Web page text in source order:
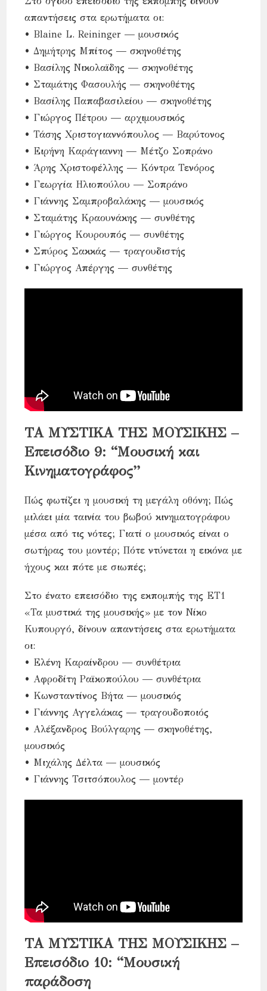
απαντήσεις στα ερωτήματα οι:
• Blaine L. Reininger — μουσικός
• Δημήτρης Μπίτος — σκηνοθέτης
• Βασίλης Νικολαϊδης — σκηνοθέτης
• Σταμάτης Φασουλής — σκηνοθέτης
• Βασίλης Παπαβασιλείου — σκηνοθέτης
• Γιώργος Πέτρου — αρχιμουσικός
• Τάσης Χριστογιαννόπουλος — Βαρύτονος
• Ειρήνη Καράγιαννη — Μέτζο Σοπράνο
• Άρης Χριστοφέλλης — Κόντρα Τενόρος
• Γεωργία Ηλιοπούλου — Σοπράνο
• Γιάννης Σαμπροβαλάκης — μουσικός
• Σταμάτης Κραουνάκης — συνθέτης
• Γιώργος Κουρουπός — συνθέτης
• Σπύρος Σακκάς — τραγουδιστής
• Γιώργος Απέργης — συνθέτης
ΤΑ ΜΥΣΤΙΚΑ ΤΗΣ ΜΟΥΣΙΚΗΣ –
Eπεισόδιο 9: “Μουσική και
Κινηματογράφος”
Πώς φωτίζει η μουσική τη μεγάλη οθόνη; Πώς
μιλάει μία ταινία του βωβού κινηματογράφου
μέσα από τις νότες; Γιατί ο μουσικός είναι ο
σωτήρας του μοντέρ; Πότε ντύνεται η εικόνα με
ήχους και πότε με σιωπές;
Στο ένατο επεισόδιο της εκπομπής της ΕΤ1
«Τα μυστικά της μουσικής» με τον Νίκο
Κυπουργό, δίνουν απαντήσεις στα ερωτήματα
οι:
• Ελένη Καραίνδρου — συνθέτρια
• Αφροδίτη Ραϊκοπούλου — συνθέτρια
• Κωνσταντίνος Βήτα — μουσικός
• Γιάννης Αγγελάκας — τραγουδοποιός
• Αλέξανδρος Βούλγαρης — σκηνοθέτης,
μουσικός
• Μιχάλης Δέλτα — μουσικός
• Γιάννης Τσιτσόπουλος — μοντέρ
ΤΑ ΜΥΣΤΙΚΑ ΤΗΣ ΜΟΥΣΙΚΗΣ –
Επεισόδιο 10: “Μουσική
παράδοση